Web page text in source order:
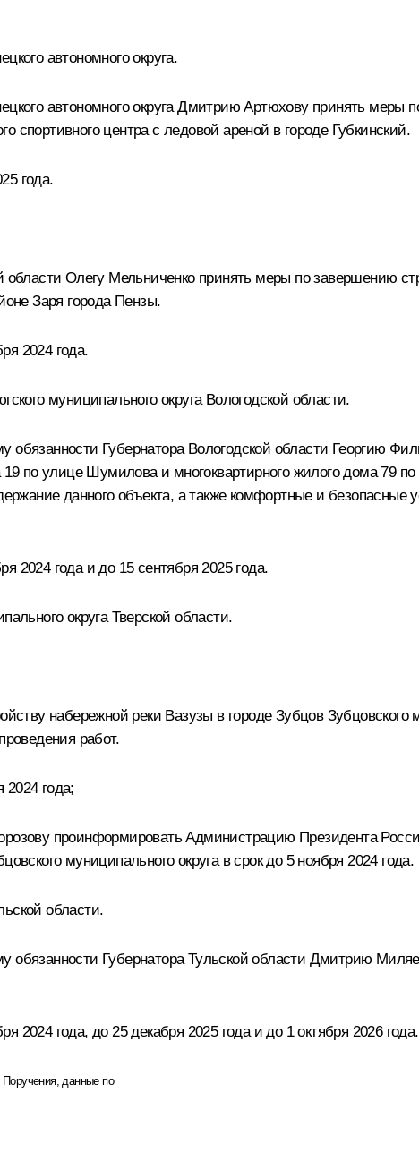
автономного округа.
автономного округа Дмитрию Артюхову принять меры
центра с ледовой ареной в городе Губкинский.
года.
Олегу Мельниченко принять меры по завершению
Заря города Пензы.
2024 года.
муниципального округа Вологодской области.
Губернатора Вологодской области Георгию
по улице Шумилова и многоквартирного жилого дома 79
данного объекта, а также комфортные и безопасные
2024 года и до 15 сентября 2025 года.
округа Тверской области.
набережной реки Вазузы в городе Зубцов Зубцовского
работ.
года;
проинформировать Администрацию Президента
муниципального округа в срок до 5 ноября 2024 года.
области.
обязанности Губернатора Тульской области Дмитрию
года, до 25 декабря 2025 года и до 1 октября 2026 года.
Поручения, данные по